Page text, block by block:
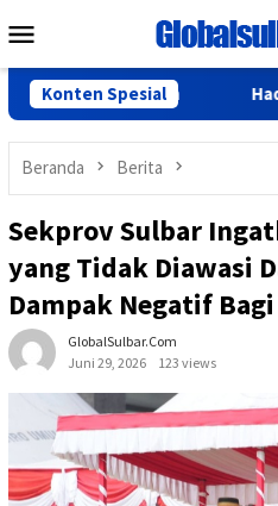
ke
Mobile
Konten Spesial
Lapangan Hadiri
Beranda Berita
Sekprov Sulbar
yang Tidak Diawasi
Dampak Negatif
GlobalSulbar.com
Juni 29, 2026
123 views